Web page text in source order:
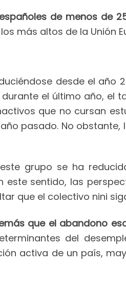
españoles de menos
más altos de la Unión
desde el año
el último año, el
que no cursan
pasado. No
grupo se ha
este sentido, las
que el colectivo nini
que el abandono
del
activa de un país,